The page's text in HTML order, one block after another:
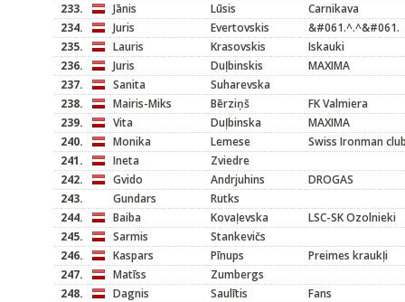
233.
Jānis Lūsis
Carnikava
234.
Juris Evertovskis
&#061.^.^&#061.
235.
Lauris Krasovskis
Iskauki
236.
Juris Duļbinskis
MAXIMA
237.
Sanita
Suharevska
238.
Mairis-Miks Bērziņš
FK Valmiera
239.
Vita Duļbinska
MAXIMA
240.
Monika Lemese
Swiss Ironman
241.
Ineta
Zviedre
242.
Gvido Andrjuhins
DROGAS
243.
Gundars
Rutks
244.
Baiba Kovaļevska
LSC-SK Ozolnieki
245.
Sarmis
Stankevičs
246.
Kaspars Pīnups
Preimes kraukļi
247.
Matīss
Zumbergs
248.
Dagnis Saulītis
Fans